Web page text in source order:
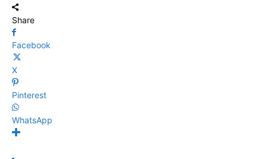
Share
Facebook
X
Pinterest
WhatsApp